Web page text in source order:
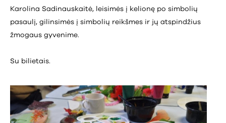
Karolina Sadinauskaitė, leisimės į kelionę po simbolių
pasaulį, gilinsimės į simbolių reikšmes ir jų atspindžius
žmogaus gyvenime.
Su bilietais.